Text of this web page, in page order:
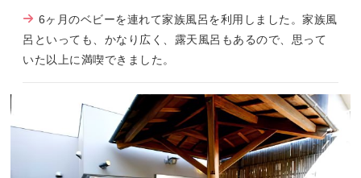
6ヶ月のベビーを連れて家族風呂を利用しました。家族風
呂といっても、かなり広く、露天風呂もあるので、思って
いた以上に満喫できました。